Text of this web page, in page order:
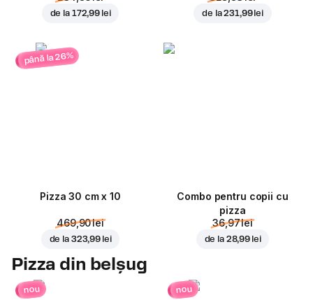
de la 172,99 lei de la231,99 lei
până la 26%
Pizza 30 cm x 10
469,90 lei
de la 323,99 lei
Combo pentru copii cu
pizza
36,97 lei
de la 28,99 lei
Pizza din belșug
nou nou